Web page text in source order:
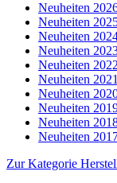
Neuheiten
Neuheiten
Neuheiten
Neuheiten
Neuheiten 2022
Neuheiten 2021
Neuheiten
Neuheiten
Neuheiten
Neuheiten
Zur Kategorie